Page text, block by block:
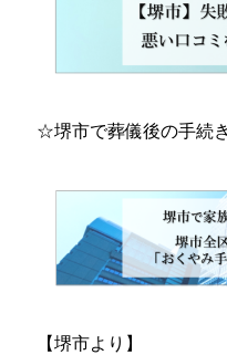
☆堺市で葬儀後の手続
【堺市より】